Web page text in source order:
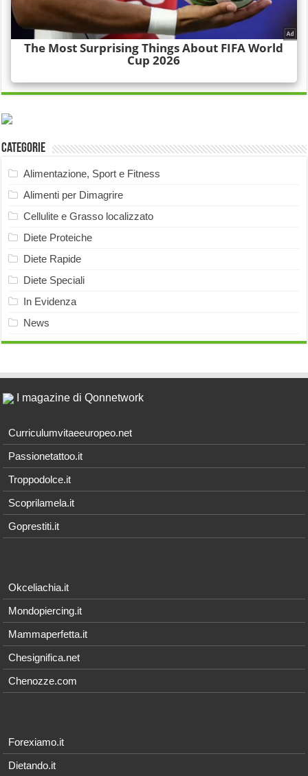
Categorie
Alimentazione, Sport e Fitness
Alimenti per Dimagrire
Cellulite e Grasso localizzato
Diete Proteiche
Diete Rapide
Diete Speciali
In Evidenza
News
I magazine di Qonnetwork
Curriculumvitaeeuropeo.net
Passionetattoo.it
Troppodolce.it
Scoprilamela.it
Goprestiti.it
Okceliachia.it
Mondopiercing.it
Mammaperfetta.it
Chesignifica.net
Chenozze.com
Forexiamo.it
Dietando.it